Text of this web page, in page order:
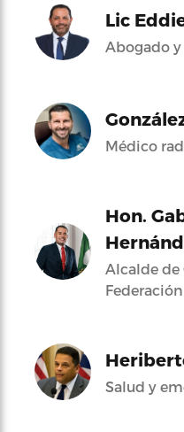
Lic
Abogado
Médico
Hon.
Alcalde de
Salud y